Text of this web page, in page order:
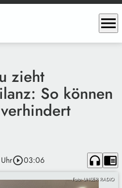
menu
zieht
So können
play_circle_outline03:06 headphones chrome_reader_mode
Foto: UNSER RADIO